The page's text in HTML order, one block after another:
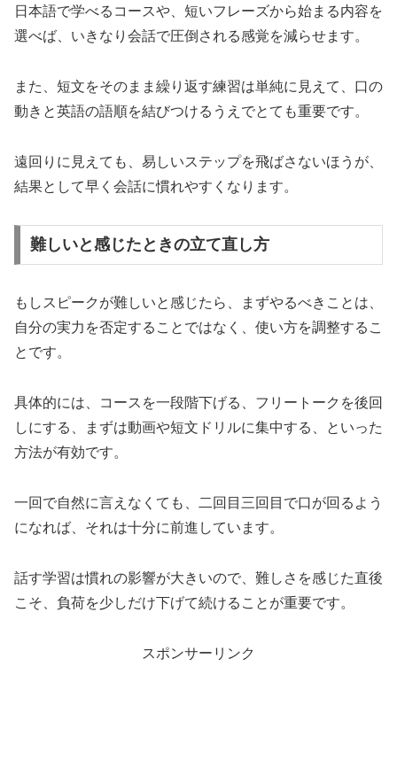
日本語で学べるコースや、短いフレーズから始まる内容を
選べば、いきなり会話で圧倒される感覚を減らせます。
また、短文をそのまま繰り返す練習は単純に見えて、口の
動きと英語の語順を結びつけるうえでとても重要です。
遠回りに見えても、易しいステップを飛ばさないほうが、
結果として早く会話に慣れやすくなります。
難しいと感じたときの立て直し方
もしスピークが難しいと感じたら、まずやるべきことは、
自分の実力を否定することではなく、使い方を調整するこ
とです。
具体的には、コースを一段階下げる、フリートークを後回
しにする、まずは動画や短文ドリルに集中する、といった
方法が有効です。
一回で自然に言えなくても、二回目三回目で口が回るよう
になれば、それは十分に前進しています。
話す学習は慣れの影響が大きいので、難しさを感じた直後
こそ、負荷を少しだけ下げて続けることが重要です。
スポンサーリンク